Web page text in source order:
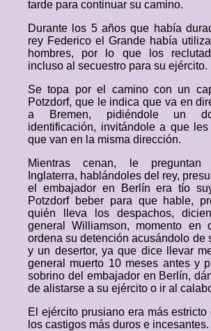
tarde para continuar su camino.
Durante los 5 años que había
rey Federico el Grande había
hombres, por lo que los
incluso al secuestro para su ejército.
Se topa por el camino con un
Potzdorf, que le indica que va en
a Bremen, pidiéndole un
identificación, invitándole a que
que van en la misma dirección.
Mientras cenan, le preguntan
Inglaterra, hablándoles del rey,
el embajador en Berlín era tío
Potzdorf beber para que hable,
quién lleva los despachos,
general Williamson, momento en
ordena su detención acusándolo de
y un desertor, ya que dice llevar
general muerto 10 meses antes y
sobrino del embajador en Berlín,
de alistarse a su ejército o ir al
El ejército prusiano era más
los castigos más duros e incesantes.